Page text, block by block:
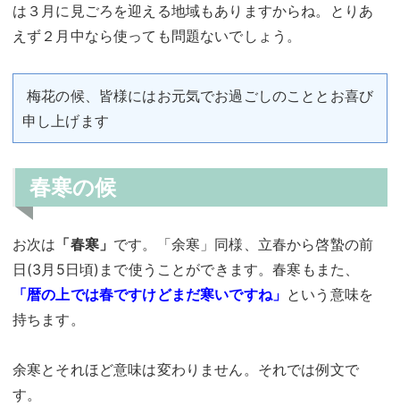
は３月に見ごろを迎える地域もありますからね。とりあ
えず２月中なら使っても問題ないでしょう。
梅花の候、皆様にはお元気でお過ごしのこととお喜び
申し上げます
春寒の候
お次は 「春寒」 です。「余寒」同様、立春から啓蟄の前
日(3月5日頃)まで使うことができます。春寒もまた、
「暦の上では春ですけどまだ寒いですね」 という意味を
持ちます。
余寒とそれほど意味は変わりません。それでは例文で
す。